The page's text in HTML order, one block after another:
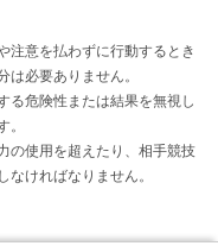
意を払わずに行動するとき
必要ありません。
危険性または結果を無視し
。
使用を超えたり、相手競技
ければなりません。